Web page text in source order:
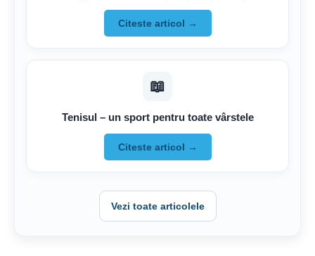
Citeste articol →
📖
Tenisul – un sport pentru toate vârstele
Citeste articol →
Vezi toate articolele